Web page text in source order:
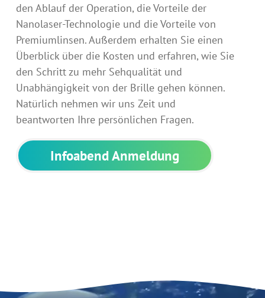
den Ablauf der Operation, die Vorteile der
Nanolaser-Technologie und die Vorteile von
Premiumlinsen. Außerdem erhalten Sie einen
Überblick über die Kosten und erfahren, wie Sie
den Schritt zu mehr Sehqualität und
Unabhängigkeit von der Brille gehen können.
Natürlich nehmen wir uns Zeit und
beantworten Ihre persönlichen Fragen.
Infoabend Anmeldung